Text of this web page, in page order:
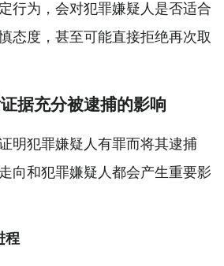
行为，会对犯罪嫌疑人是否适合
态度，甚至可能直接拒绝再次取
据充分被逮捕的影响
明犯罪嫌疑人有罪而将其逮捕
向和犯罪嫌疑人都会产生重要影
程